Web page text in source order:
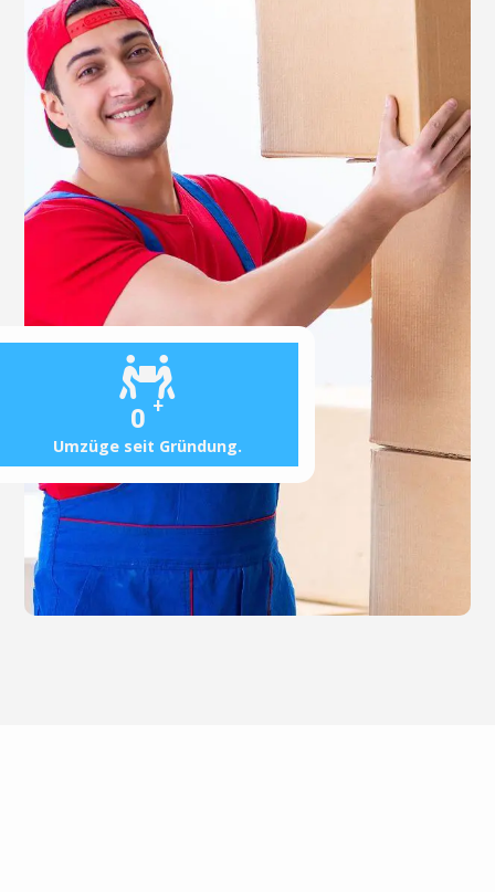
0 +
Umzüge seit Gründung.